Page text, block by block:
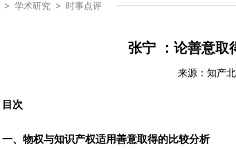
> 学术研究 > 时事点评